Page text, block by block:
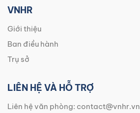
VNHR
Giới thiệu
Ban điều hành
Trụ sở
LIÊN HỆ VÀ HỖ TRỢ
Liên hệ văn phòng: contact@vnhr.vn